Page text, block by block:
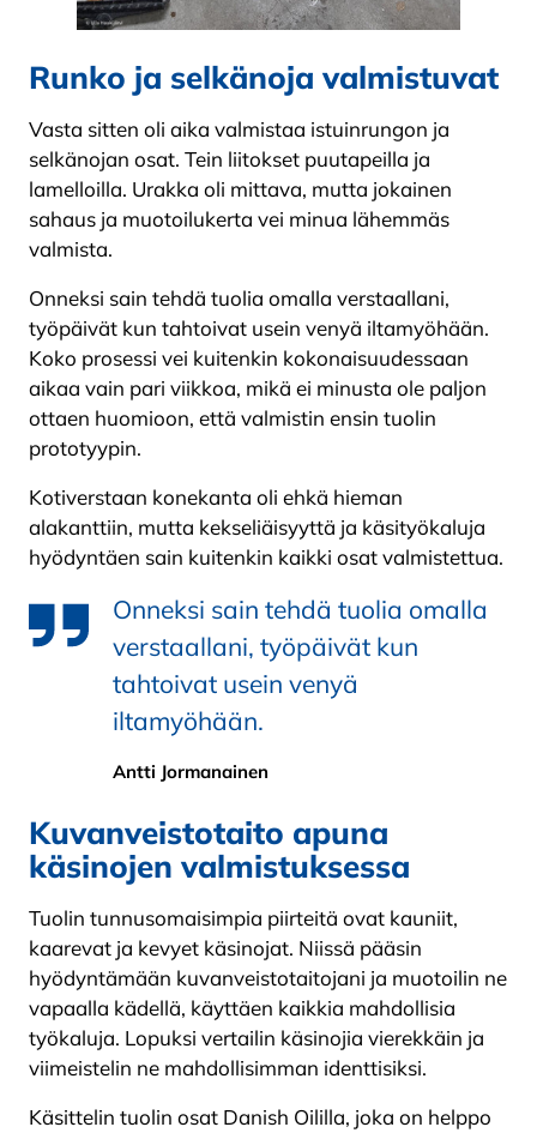
Runko ja selkänoja valmistuvat
Vasta sitten oli aika valmistaa istuinrungon ja
selkänojan osat. Tein liitokset puutapeilla ja
lamelloilla. Urakka oli mittava, mutta jokainen
sahaus ja muotoilukerta vei minua lähemmäs
valmista.
Onneksi sain tehdä tuolia omalla verstaallani,
työpäivät kun tahtoivat usein venyä iltamyöhään.
Koko prosessi vei kuitenkin kokonaisuudessaan
aikaa vain pari viikkoa, mikä ei minusta ole paljon
ottaen huomioon, että valmistin ensin tuolin
prototyypin.
Kotiverstaan konekanta oli ehkä hieman
alakanttiin, mutta kekseliäisyyttä ja käsityökaluja
hyödyntäen sain kuitenkin kaikki osat valmistettua.
Onneksi sain tehdä tuolia omalla
verstaallani, työpäivät kun
tahtoivat usein venyä
iltamyöhään.
Antti Jormanainen
Kuvanveistotaito apuna
käsinojen valmistuksessa
Tuolin tunnusomaisimpia piirteitä ovat kauniit,
kaarevat ja kevyet käsinojat. Niissä pääsin
hyödyntämään kuvanveistotaitojani ja muotoilin ne
vapaalla kädellä, käyttäen kaikkia mahdollisia
työkaluja. Lopuksi vertailin käsinojia vierekkäin ja
viimeistelin ne mahdollisimman identtisiksi.
Käsittelin tuolin osat Danish Oililla, joka on helppo